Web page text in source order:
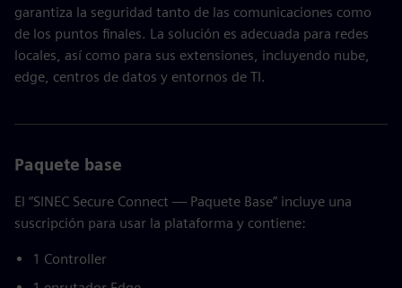
garantiza la seguridad tanto de las comunicaciones como
de los puntos finales. La solución es adecuada para redes
locales, así como para sus extensiones, incluyendo nube,
edge, centros de datos y entornos de TI.
Paquete base
El “SINEC Secure Connect — Paquete Base” incluye una
suscripción para usar la plataforma y contiene:
1 Controller